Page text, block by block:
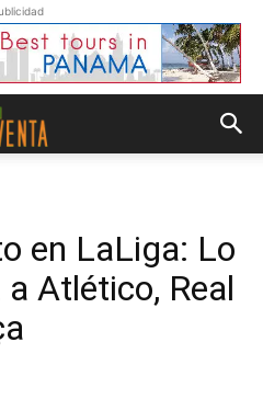
en LaLiga: Lo
Atlético, Real